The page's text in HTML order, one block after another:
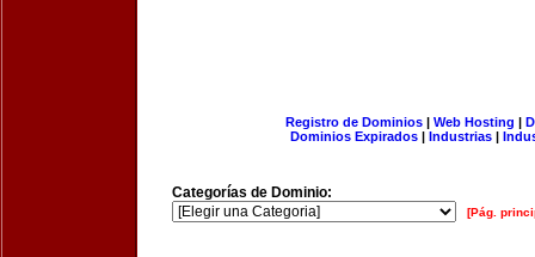
Registro de Dominios| Web Hosting |
Dominios Expirados | Industrias |
Categorías de Dominio:
[Pág.